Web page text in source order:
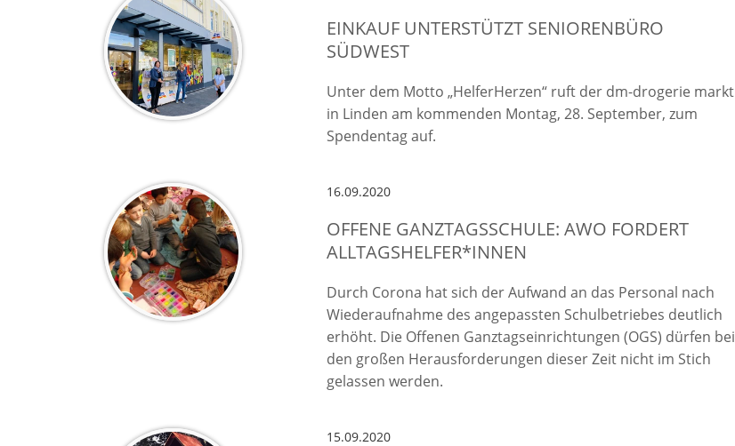
EINKAUF UNTERSTÜTZT SENIORENBÜRO
SÜDWEST
Unter dem Motto „HelferHerzen“ ruft der dm-drogerie markt
in Linden am kommenden Montag, 28. September, zum
Spendentag auf.
16.09.2020
OFFENE GANZTAGSSCHULE: AWO FORDERT
ALLTAGSHELFER*INNEN
Durch Corona hat sich der Aufwand an das Personal nach
Wiederaufnahme des angepassten Schulbetriebes deutlich
erhöht. Die Offenen Ganztagseinrichtungen (OGS) dürfen bei
den großen Herausforderungen dieser Zeit nicht im Stich
gelassen werden.
15.09.2020